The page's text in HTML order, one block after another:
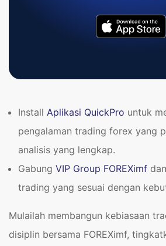
Install Aplikasi QuickPro untuk
pengalaman trading forex yang
analisis yang lengkap.
Gabung VIP Group FOREXimf
trading yang sesuai dengan
Mulailah membangun kebiasaan
disiplin bersama FOREXimf,